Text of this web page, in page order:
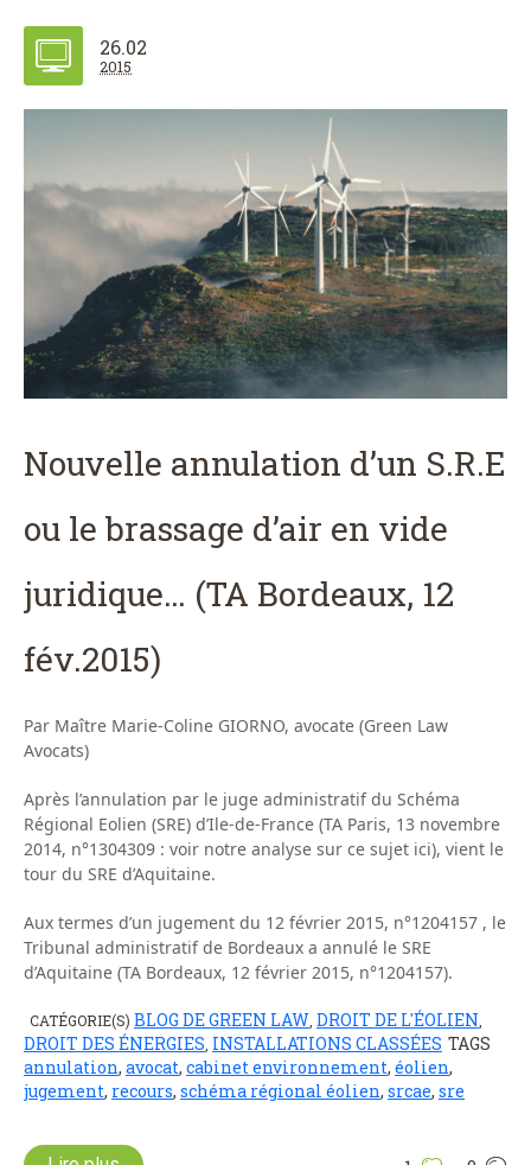
26.02
2015
Nouvelle annulation d’un S.R.E
ou le brassage d’air en vide
juridique… (TA Bordeaux, 12
fév.2015)
Par Maître Marie-Coline GIORNO, avocate (Green Law
Avocats)
Après l’annulation par le juge administratif du Schéma
Régional Eolien (SRE) d’Ile-de-France (TA Paris, 13 novembre
2014, n°1304309 : voir notre analyse sur ce sujet ici), vient le
tour du SRE d’Aquitaine.
Aux termes d’un jugement du 12 février 2015, n°1204157 , le
Tribunal administratif de Bordeaux a annulé le SRE
d’Aquitaine (TA Bordeaux, 12 février 2015, n°1204157).
CATÉGORIE(S) BLOG DE GREEN LAW DROIT DE L'ÉOLIEN
DROIT DES ÉNERGIES INSTALLATIONS CLASSÉES TAGS
annulation, avocat, cabinet environnement, éolien,
jugement, recours, schéma régional éolien, srcae, sre